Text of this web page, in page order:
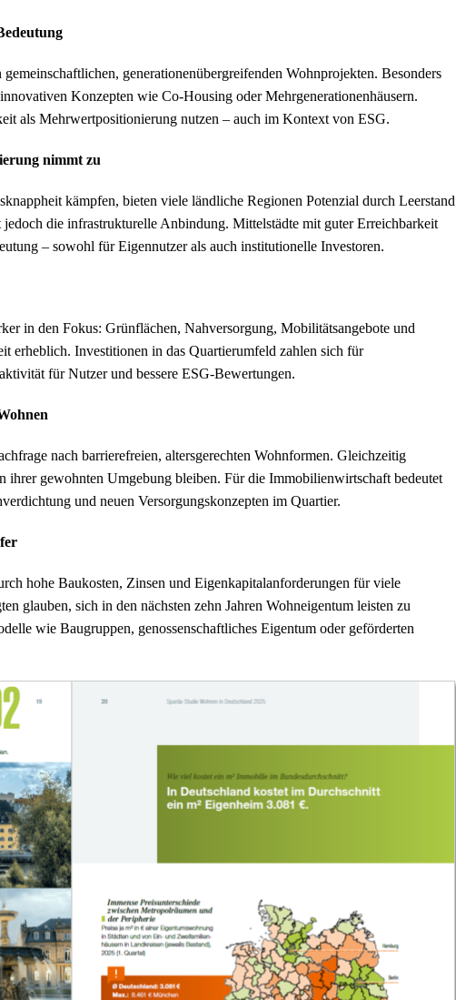
generationenübergreifenden Wohnprojekten. Besonders
Konzepten wie Co-Housing oder Mehrgenerationenhäusern.
als Mehrwertpositionierung nutzen – auch im Kontext von ESG.
nimmt zu
kämpfen, bieten viele ländliche Regionen Potenzial durch Leerstand
die infrastrukturelle Anbindung. Mittelstädte mit guter Erreichbarkeit
– sowohl für Eigennutzer als auch institutionelle Investoren.
in den Fokus: Grünflächen, Nahversorgung, Mobilitätsangebote und
erheblich. Investitionen in das Quartierumfeld zahlen sich für
für Nutzer und bessere ESG-Bewertungen.
nach barrierefreien, altersgerechten Wohnformen. Gleichzeitig
ihrer gewohnten Umgebung bleiben. Für die Immobilienwirtschaft bedeutet
und neuen Versorgungskonzepten im Quartier.
hohe Baukosten, Zinsen und Eigenkapitalanforderungen für viele
glauben, sich in den nächsten zehn Jahren Wohneigentum leisten zu
wie Baugruppen, genossenschaftliches Eigentum oder geförderten